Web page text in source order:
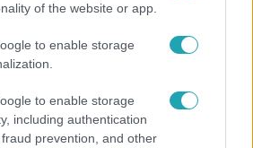
of the website or app.
to enable storage
to enable storage
including authentication
prevention, and other
Heidi Klum –
évtizedes